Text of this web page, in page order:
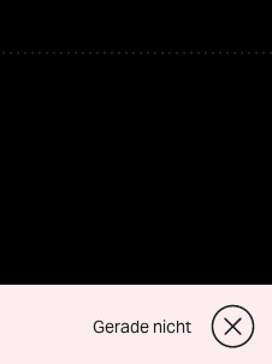
Gerade nicht